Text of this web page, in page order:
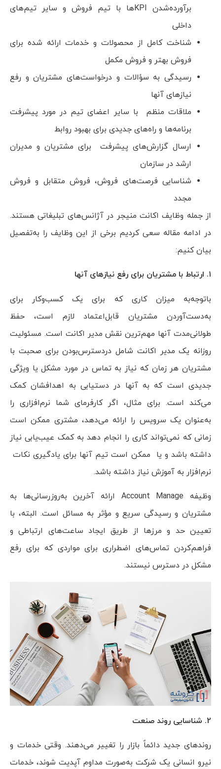
برآورده‌شدن KPIها با تیم فروش و سایر تیم‌های
داخلی
شناخت کامل از محصولات و خدمات ارائه شده برای
فروش بهتر و فروش مکمل
رسیدگی به سؤالات و درخواست‌های مشتریان و رفع
نیازهای آنها
ملاقات منظم با سایر اعضای تیم در مورد پیشرفت
برنامه‌ها و راه‌های جدیدی برای بهبود روابط
ارسال گزارش‌های پیشرفت برای مشتریان و مدیران
ارشد در سازمان
شناسایی فرصت‌های فروش، فروش متقابل و فروش
مجدد
از جمله وظایف اکانت منیجر در آژانس‌های تبلیغاتی هستند.
در ادامه مقاله سعی کردیم برخی از این وظایف را به‌تفصیل
بیان کنیم:
۱. ارتباط با مشتریان برای رفع نیازهای آنها
باتوجه‌به میزان کاری که برای یک کسب‌وکار برای
به‌دست‌آوردن مشتریان قابل‌اعتماد لازم است، حفظ
طولانی‌مدت آنها مهم‌ترین نقش مدیر اکانت است. مسئولیت
روزانه یک مدیر اکانت شامل دردسترس‌بودن برای صحبت با
مشتریان هر زمان که نیاز به تماس در مورد مشکل یا ویژگی
جدیدی است که به آنها در دستیابی به اهدافشان کمک
می‌کند است. برای مثال، اگر کارفرمای شما نرم‌افزاری را
به‌عنوان یک سرویس را ارائه می‌دهد، مشتری ممکن است
زمانی که نمی‌تواند کاری را انجام دهد به کمک عیب‌یابی نیاز
داشته باشد و یا ممکن است تیم آنها برای یادگیری نکات
نرم‌افزار به آموزش نیاز داشته باشد.
وظیفه Account Manage ارائه آخرین به‌روزرسانی‌ها به
مشتریان و رسیدگی سریع و مؤثر به مسائل است. البته، با
تعیین حد و مرزها از طریق ایجاد ساعت‌های ارتباطی و
فراهم‌کردن تماس‌های اضطراری برای مواردی که برای رفع
مشکل در دسترس نیستند.
2. شناسایی روند صنعت
روندهای جدید دائماً بازار را تغییر می‌دهند. وقتی خدمات و
نیرو انسانی یک شرکت به‌صورت مداوم آپدیت شوند، خدمات